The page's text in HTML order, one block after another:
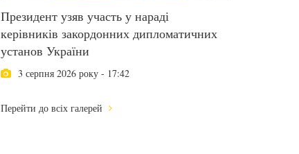
Президент узяв участь у нараді
керівників закордонних дипломатичних
установ України
3 серпня 2026 року - 17:42
Перейти до всіх галерей